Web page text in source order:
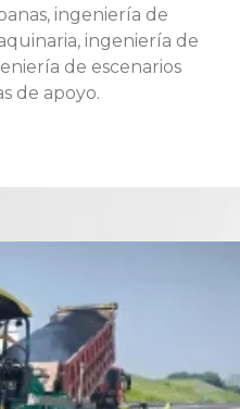
ingeniería de
ingeniería de
de escenarios
de apoyo.